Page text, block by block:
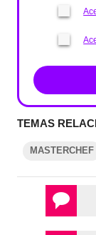
TEMAS
MASTERCHEF